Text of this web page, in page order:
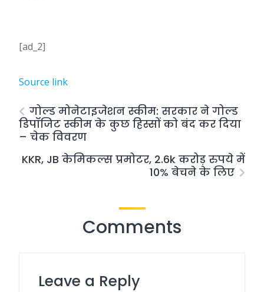
[ad_2]
Source link
गोल्ड मोनेटाइजेशन स्कीम: सरकार ने गोल्ड
डिपॉजिट स्कीम के कुछ हिस्सों को बंद कर दिया
– चेक विवरण
KKR, JB केमिकल्स प्रमोटर, 2.6k करोड़ रुपये में
10% बेचने के लिए
Comments
Leave a Reply